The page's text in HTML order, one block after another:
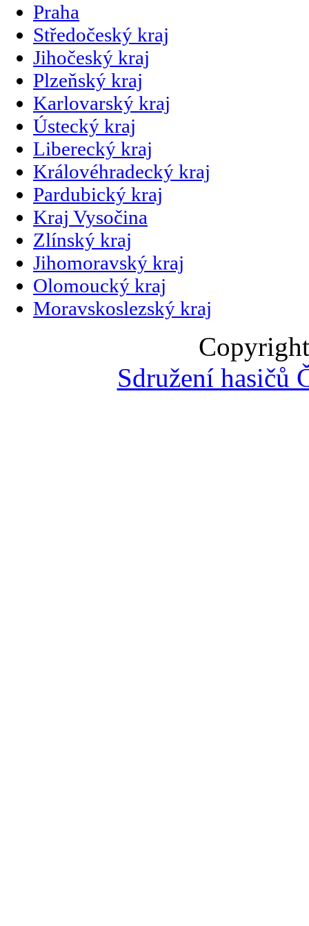
Praha
Středočeský kraj
Jihočeský kraj
Plzeňský kraj
Karlovarský kraj
Ústecký kraj
Liberecký kraj
Královéhradecký kraj
Pardubický kraj
Kraj Vysočina
Zlínský kraj
Jihomoravský kraj
Olomoucký kraj
Moravskoslezský kraj
Sdružení hasičů